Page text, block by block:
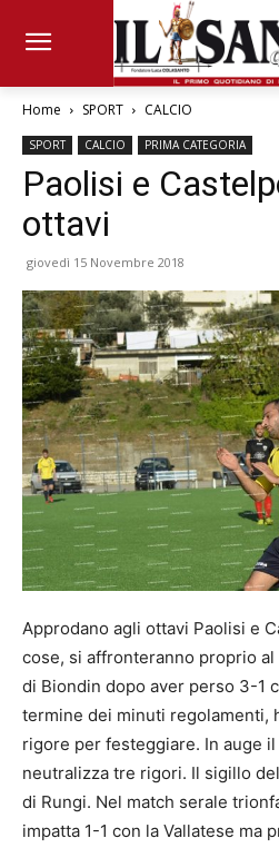
Home SPORT CALCIO
SPORT CALCIO PRIMA CATEGORIA
Paolisi e
ottavi
giovedì 15 Novembre 2018
Approdano agli ottavi Paolisi e
cose, si affronteranno proprio
di Biondin dopo aver perso 3-1
termine dei minuti regolamenti,
rigore per festeggiare. In auge
neutralizza tre rigori. Il sigillo
di Rungi. Nel match serale
impatta 1-1 con la Vallatese ma